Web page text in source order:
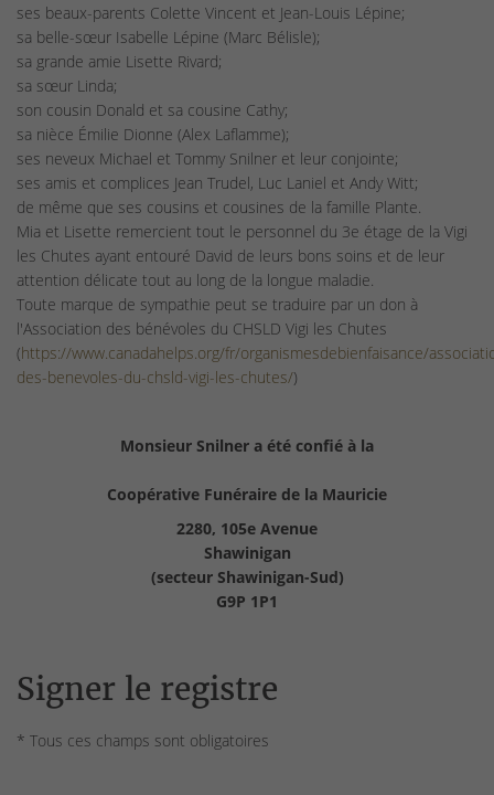
ses beaux-parents Colette Vincent et Jean-Louis Lépine;
sa belle-sœur Isabelle Lépine (Marc Bélisle);
sa grande amie Lisette Rivard;
sa sœur Linda;
son cousin Donald et sa cousine Cathy;
sa nièce Émilie Dionne (Alex Laflamme);
ses neveux Michael et Tommy Snilner et leur conjointe;
ses amis et complices Jean Trudel, Luc Laniel et Andy Witt;
de même que ses cousins et cousines de la famille Plante.
Mia et Lisette remercient tout le personnel du 3e étage de la Vigi
les Chutes ayant entouré David de leurs bons soins et de leur
attention délicate tout au long de la longue maladie.
Toute marque de sympathie peut se traduire par un don à
l'Association des bénévoles du CHSLD Vigi les Chutes
(https://www.canadahelps.org/fr/organismesdebienfaisance/
des-benevoles-du-chsld-vigi-les-chutes/)
Monsieur Snilner a été confié à la
Coopérative Funéraire de la Mauricie
2280, 105e Avenue
Shawinigan
(secteur Shawinigan-Sud)
G9P 1P1
Signer le registre
* Tous ces champs sont obligatoires